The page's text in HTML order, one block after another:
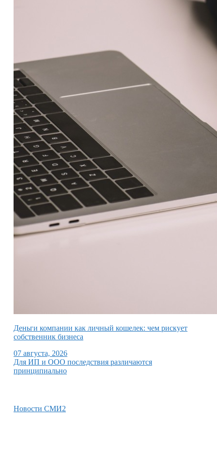
Деньги компании как личный кошелек: чем рискует
собственник бизнеса
07 августа, 2026
Для ИП и ООО последствия различаются
принципиально
Новости СМИ2